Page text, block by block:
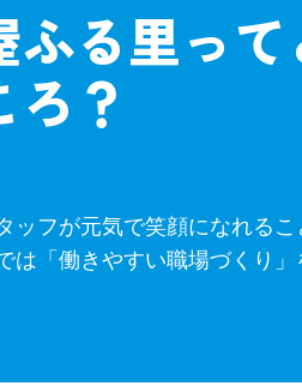
ふる里って
ろ？
ッフが元気で笑顔になれるこ
は「働きやすい職場づくり」